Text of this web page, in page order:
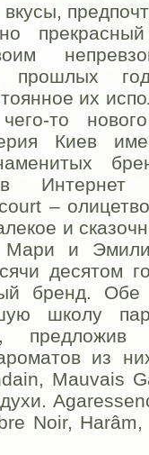
прошлых
их
то
Киев
Интернет
–
и
Мари и
десятом
бренд. Обе
школу
из
Mauvais
Noir,